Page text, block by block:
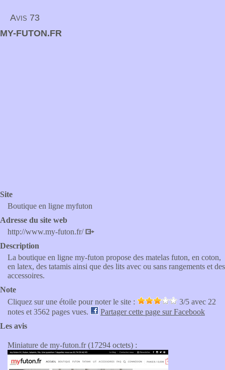
Avis 73
MY-FUTON.FR
Site
Boutique en ligne myfuton
Adresse du site web
http://www.my-futon.fr/
Description
La boutique en ligne my-futon propose des matelas futon, en coton,
en latex, des tatamis ainsi que des lits avec ou sans rangements et des
accessoires.
Note
Cliquez sur une étoile pour noter le site :
3/5 avec 22
notes et 3562 pages vues.
Partager cette page sur Facebook
Les avis
Miniature de my-futon.fr (17294 octets) :